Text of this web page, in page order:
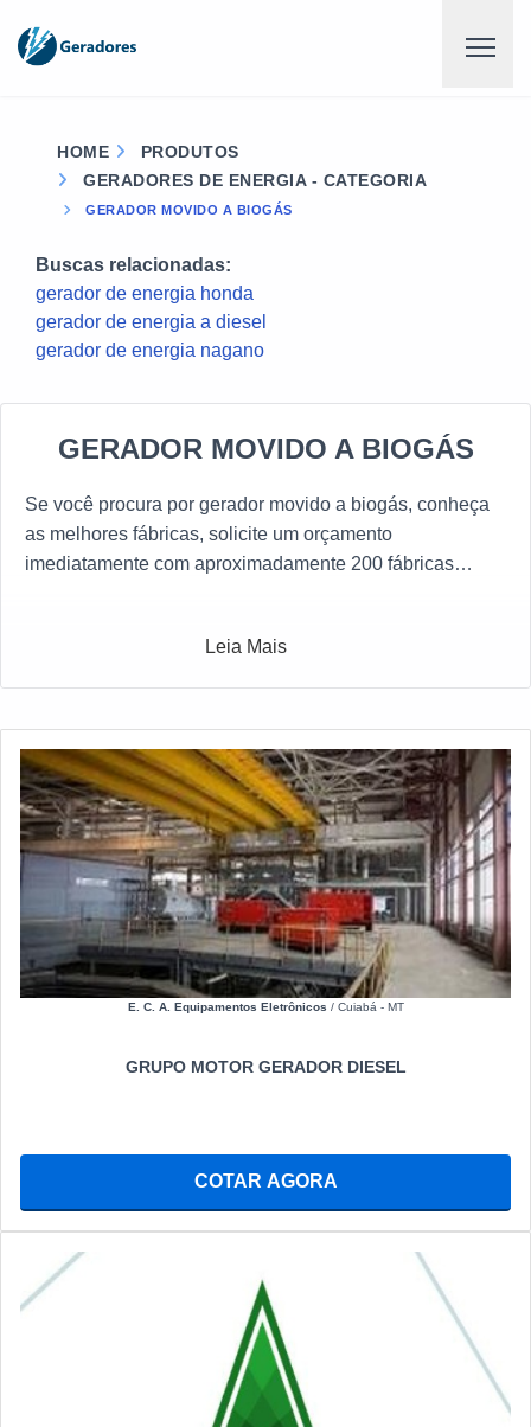
HOME
PRODUTOS
GERADORES DE ENERGIA - CATEGORIA
GERADOR MOVIDO A BIOGÁS
Buscas relacionadas:
gerador de energia honda
gerador de energia a diesel
gerador de energia nagano
GERADOR MOVIDO A BIOGÁS
Se você procura por gerador movido a biogás, conheça
as melhores fábricas, solicite um orçamento
imediatamente com aproximadamente 200 fábricas
Leia Mais
E. C. A. Equipamentos Eletrônicos / Cuiabá - MT
GRUPO MOTOR GERADOR DIESEL
COTAR AGORA